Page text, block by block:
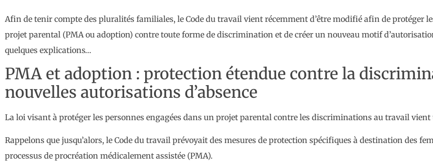
Afin de tenir compte des pluralités familiales, le Code du travail vient récemment d’être modifié afin de protéger
projet parental (PMA ou adoption) contre toute forme de discrimination et de créer un nouveau motif
quelques explications…
PMA et adoption : protection étendue contre la
nouvelles autorisations d’absence
La loi visant à protéger les personnes engagées dans un projet parental contre les discriminations au travail vient
Rappelons que jusqu’alors, le Code du travail prévoyait des mesures de protection spécifiques à destination des
processus de procréation médicalement assistée (PMA).